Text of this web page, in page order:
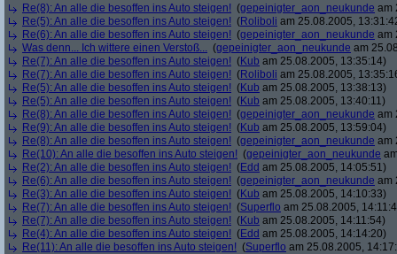
Re(8): An alle die besoffen ins Auto steigen! (gepeinigter_aon_neukunde am
Re(5): An alle die besoffen ins Auto steigen! (Roliboli am 25.08.2005,
Re(6): An alle die besoffen ins Auto steigen! (gepeinigter_aon_neukunde am
Was denn... Ich wittere einen Verstoß... (gepeinigter_aon_neukunde am
Re(7): An alle die besoffen ins Auto steigen! (Kub am 25.08.2005, 13:35:14)
Re(7): An alle die besoffen ins Auto steigen! (Roliboli am 25.08.2005,
Re(5): An alle die besoffen ins Auto steigen! (Kub am 25.08.2005, 13:38:13)
Re(5): An alle die besoffen ins Auto steigen! (Kub am 25.08.2005, 13:40:11)
Re(8): An alle die besoffen ins Auto steigen! (gepeinigter_aon_neukunde am
Re(9): An alle die besoffen ins Auto steigen! (Kub am 25.08.2005, 13:59:04)
Re(8): An alle die besoffen ins Auto steigen! (gepeinigter_aon_neukunde am
Re(10): An alle die besoffen ins Auto steigen! (gepeinigter_aon_neukunde
Re(2): An alle die besoffen ins Auto steigen! (Edd am 25.08.2005, 14:05:51)
Re(6): An alle die besoffen ins Auto steigen! (gepeinigter_aon_neukunde am
Re(3): An alle die besoffen ins Auto steigen! (Kub am 25.08.2005, 14:10:33)
Re(7): An alle die besoffen ins Auto steigen! (Superflo am 25.08.2005,
Re(7): An alle die besoffen ins Auto steigen! (Kub am 25.08.2005, 14:11:54)
Re(4): An alle die besoffen ins Auto steigen! (Edd am 25.08.2005, 14:14:20)
Re(11): An alle die besoffen ins Auto steigen! (Superflo am 25.08.2005,